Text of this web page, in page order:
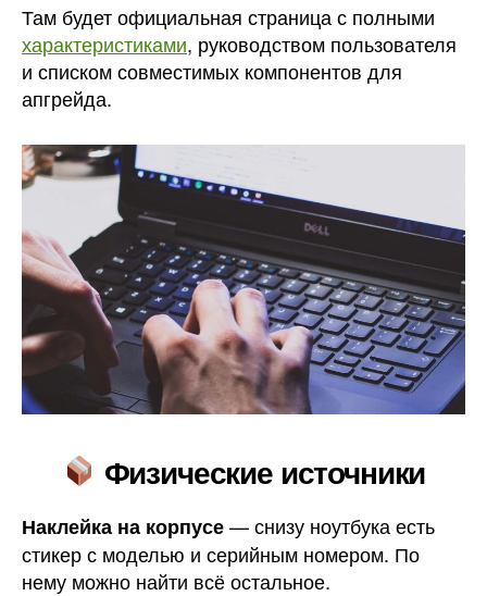
Там будет официальная страница с полными
характеристиками, руководством пользователя
и списком совместимых компонентов для
апгрейда.
Физические источники
Наклейка на корпусе— снизу ноутбука есть
стикер с моделью и серийным номером. По
нему можно найти всё остальное.